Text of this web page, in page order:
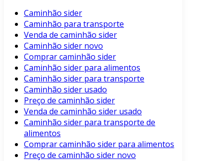
Caminhão sider
Caminhão para transporte
Venda de caminhão sider
Caminhão sider novo
Comprar caminhão sider
Caminhão sider para alimentos
Caminhão sider para transporte
Caminhão sider usado
Preço de caminhão sider
Venda de caminhão sider usado
Caminhão sider para transporte de
alimentos
Comprar caminhão sider para alimentos
Preço de caminhão sider novo